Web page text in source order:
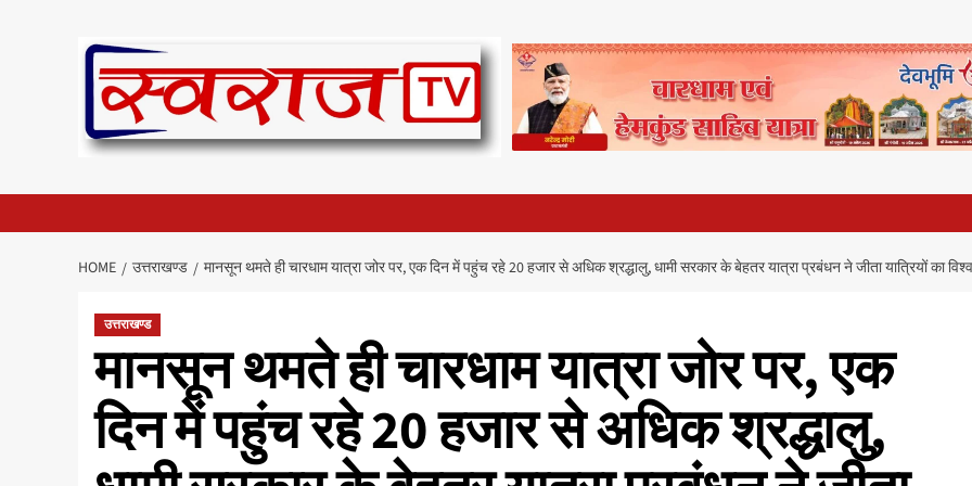
HOME उत्तराखण्ड मानसून थमते ही चारधाम यात्रा जोर पर, एक दिन में पहुंच रहे 20 हजार से अधिक श्रद्धालु, धामी सरकार के बेहतर यात्रा प्रबंधन ने जीता यात्रियों का
उत्तराखण्ड
मानसून थमते ही चारधाम यात्रा जोर पर, एक
दिन में पहुंच रहे 20 हजार से अधिक श्रद्धालु,